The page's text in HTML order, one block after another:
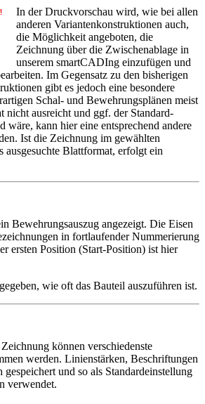
In der Druckvorschau wird, wie bei allen
anderen Variantenkonstruktionen auch,
die Möglichkeit angeboten, die
Zeichnung über die Zwischenablage in
unserem smartCADIng einzufügen und
Im Gegensatz zu den bisherigen
gibt es jedoch eine besondere
Schal- und Bewehrungsplänen meist
ausreicht und ggf. der Standard-
wäre, kann hier eine entsprechend andere
Ist die Zeichnung im gewählten
ausgesuchte Blattformat, erfolgt ein
Bewehrungsauszug angezeigt. Die Eisen
in fortlaufender Nummerierung
ersten Position (Start-Position) ist hier
wie oft das Bauteil auszuführen ist.
können verschiedenste
werden. Linienstärken, Beschriftungen
gespeichert und so als Standardeinstellung
verwendet.